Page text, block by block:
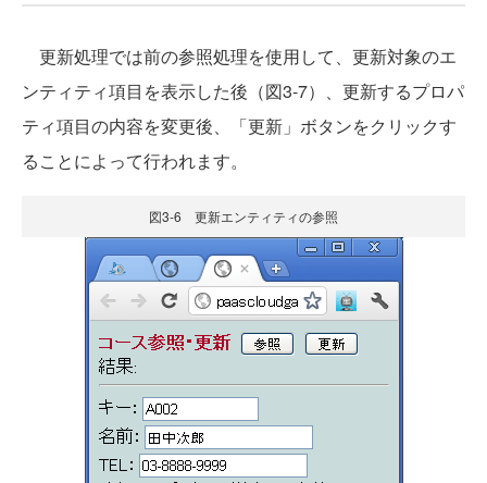
更新処理では前の参照処理を使用して、更新対象のエ
ンティティ項目を表示した後（図3-7）、更新するプロパ
ティ項目の内容を変更後、「更新」ボタンをクリックす
ることによって行われます。
図3-6 更新エンティティの参照